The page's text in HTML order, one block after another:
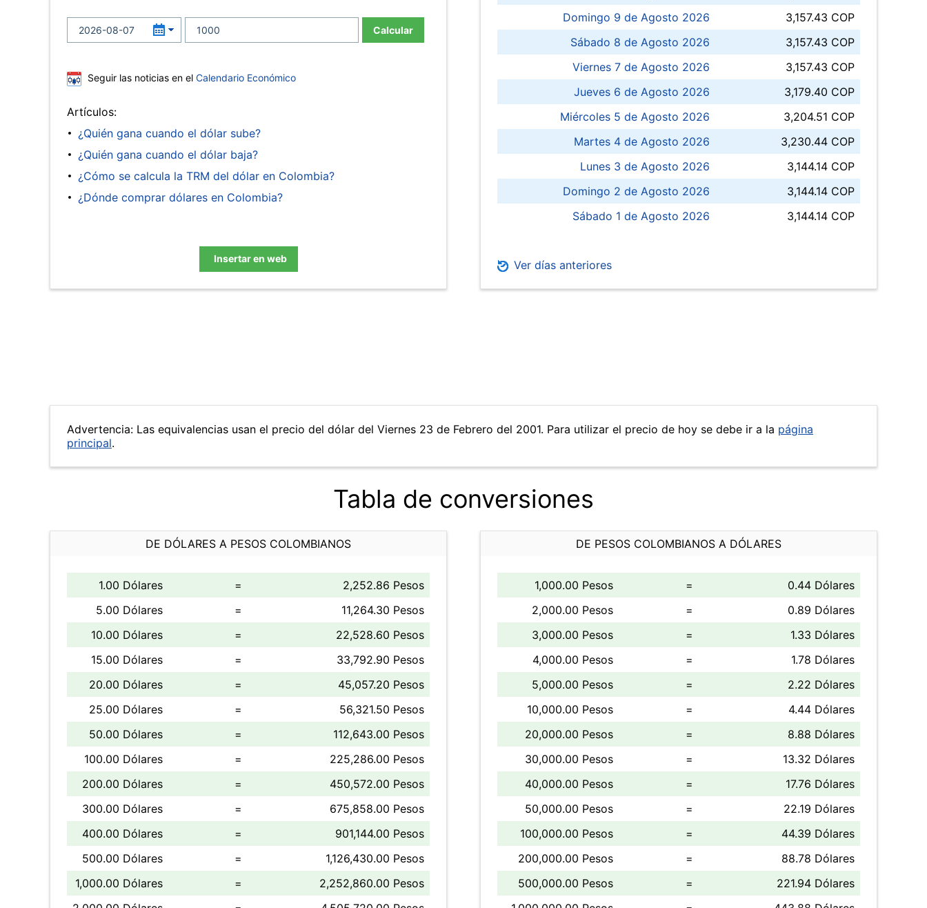
Calcular
Seguir las noticias en el Calendario Económico
Artículos:
¿Quién gana cuando el dólar sube?
¿Quién gana cuando el dólar baja?
¿Cómo se calcula la TRM del dólar en Colombia?
¿Dónde comprar dólares en Colombia?
Insertar en web
Domingo 9 de Agosto 2026
3,157.43 COP
Sábado 8 de Agosto 2026
3,157.43 COP
Viernes 7 de Agosto 2026
3,157.43 COP
Jueves 6 de Agosto 2026
3,179.40 COP
Miércoles 5 de Agosto 2026
3,204.51 COP
Martes 4 de Agosto 2026
3,230.44 COP
Lunes 3 de Agosto 2026
3,144.14 COP
Domingo 2 de Agosto 2026
3,144.14 COP
Sábado 1 de Agosto 2026
3,144.14 COP
Ver días anteriores
Advertencia: Las equivalencias usan el precio del dólar del Viernes 23 de Febrero del 2001. Para utilizar el precio de hoy se debe ir a la página
principal.
Tabla de conversiones
DE DÓLARES A PESOS COLOMBIANOS
1.00 Dólares =
2,252.86 Pesos
5.00 Dólares
=
11,264.30 Pesos
10.00 Dólares
=
22,528.60 Pesos
15.00 Dólares
=
33,792.90 Pesos
20.00 Dólares
=
45,057.20 Pesos
25.00 Dólares
=
56,321.50 Pesos
50.00 Dólares
=
112,643.00 Pesos
100.00 Dólares
=
225,286.00 Pesos
200.00 Dólares
=
450,572.00 Pesos
300.00 Dólares
=
675,858.00 Pesos
400.00 Dólares
=
901,144.00 Pesos
500.00 Dólares
=
1,126,430.00 Pesos
1,000.00 Dólares
=
2,252,860.00 Pesos
DE PESOS COLOMBIANOS A DÓLARES
1,000.00 Pesos =
0.44 Dólares
2,000.00 Pesos
=
0.89 Dólares
3,000.00 Pesos
=
1.33 Dólares
4,000.00 Pesos
=
1.78 Dólares
5,000.00 Pesos
=
2.22 Dólares
10,000.00 Pesos
=
4.44 Dólares
20,000.00 Pesos
=
8.88 Dólares
30,000.00 Pesos
=
13.32 Dólares
40,000.00 Pesos
=
17.76 Dólares
50,000.00 Pesos
=
22.19 Dólares
100,000.00 Pesos
=
44.39 Dólares
200,000.00 Pesos
=
88.78 Dólares
500,000.00 Pesos
=
221.94 Dólares